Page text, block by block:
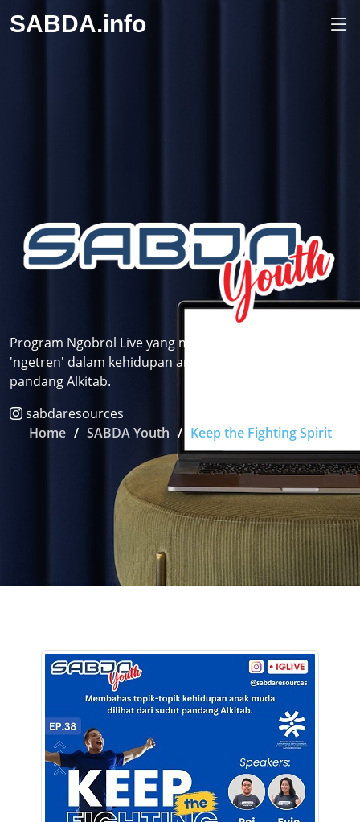
SABDA.info
Program Ngobrol Live yang membahas topik-topik
'ngetren' dalam kehidupan anak muda dilihat dari sudut
pandang Alkitab.
sabdaresources
Home
SABDA Youth Keep the Fighting Spirit